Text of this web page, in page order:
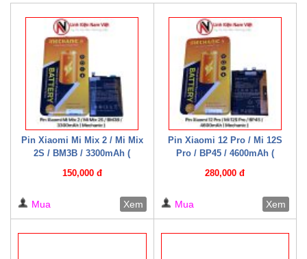
Pin Xiaomi Mi Mix 2 / Mi Mix
2S / BM3B / 3300mAh (
150,000 đ
Mua Xem
Pin Xiaomi 12 Pro / Mi 12S
Pro / BP45 / 4600mAh (
280,000 đ
Mua Xem